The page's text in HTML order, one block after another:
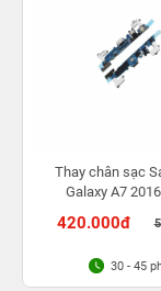
Thay chân sạc
Galaxy A7
420.000đ
30 - 45